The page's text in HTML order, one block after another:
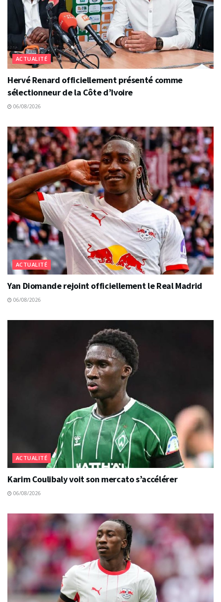
ACTUALITÉ
Hervé Renard officiellement présenté comme
sélectionneur de la Côte d’Ivoire
06/08/2026
ACTUALITÉ
Yan Diomande rejoint officiellement le Real Madrid
06/08/2026
ACTUALITÉ
Karim Coulibaly voit son mercato s’accélérer
06/08/2026